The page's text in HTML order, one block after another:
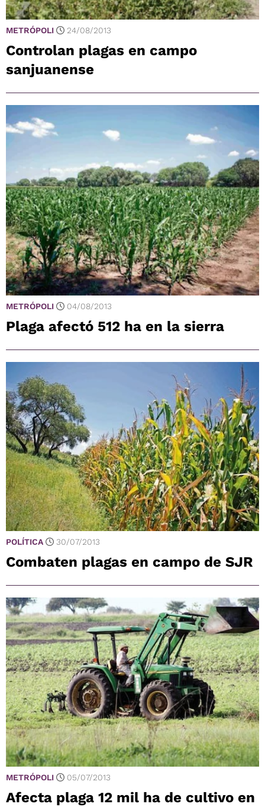
METRÓPOLI 24/08/2013
Controlan plagas en campo
sanjuanense
METRÓPOLI 04/08/2013
Plaga afectó 512 ha en la sierra
POLÍTICA 30/07/2013
Combaten plagas en campo de SJR
METRÓPOLI 05/07/2013
Afecta plaga 12 mil ha de cultivo en